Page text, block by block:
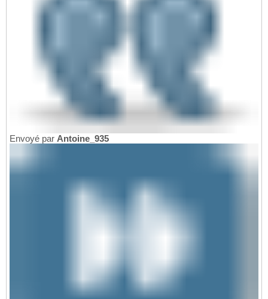
Envoyé par Antoine_935